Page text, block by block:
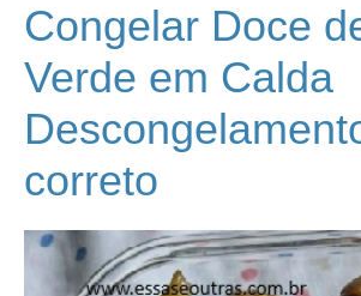
Congelar Doce
Verde em Calda
correto